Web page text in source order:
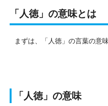
「人徳」の意味とは
まずは、「人徳」の言葉の意
「人徳」の意味